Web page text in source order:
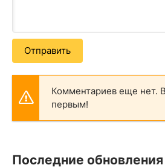
Отправить
Комментариев еще нет.
первым!
Последние обновления